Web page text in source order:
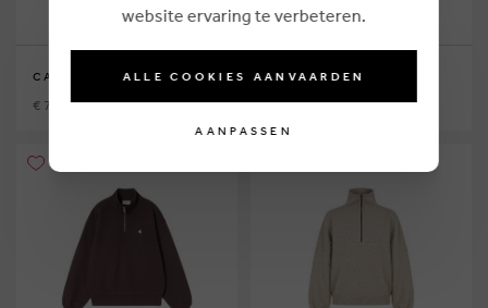
CARHARTT WIP
€ 79,00
BY-BAR
€ 189,95
website ervaring te verbeteren.
ALLE COOKIES AANVAARDEN
AANPASSEN